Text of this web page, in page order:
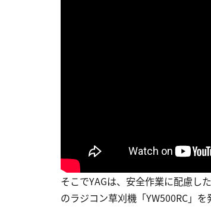
そこでYAGは、安全作業に配慮し
のラジコン草刈機「YW500RC」を